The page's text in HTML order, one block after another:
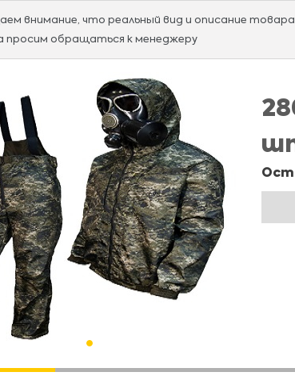
внимание, что реальный вид и описание
просим обращаться к менеджеру